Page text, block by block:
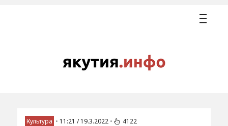
Культура • 11:21 / 19.3.2022 • 4122